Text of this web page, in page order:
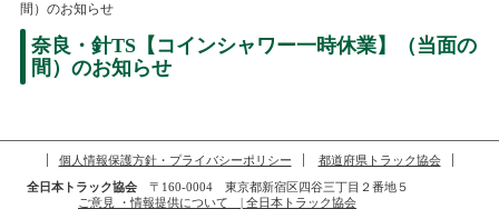
間）のお知らせ
奈良・針TS【コインシャワー一時休業】（当面の
間）のお知らせ
個人情報保護方針・プライバシーポリシー
都道府県トラック協会
全日本トラック協会〒160-0004 東京都新宿区四谷三丁目２番地５
ご意見 ・情報提供について | 全日本トラック協会